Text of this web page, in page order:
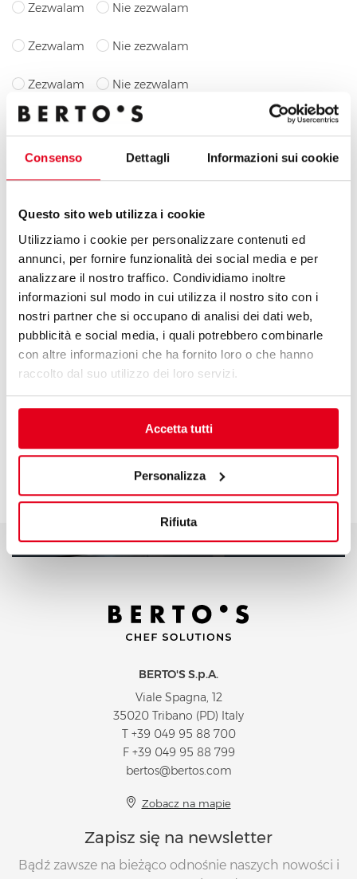
Consenso Dettagli Informazioni sui cookie
Questo sito web utilizza i cookie
Utilizziamo i cookie per personalizzare contenuti ed
annunci, per fornire funzionalità dei social media e per
analizzare il nostro traffico. Condividiamo inoltre
informazioni sul modo in cui utilizza il nostro sito con i
nostri partner che si occupano di analisi dei dati web,
pubblicità e social media, i quali potrebbero combinarle
con altre informazioni che ha fornito loro o che hanno
raccolto dal suo utilizzo dei loro servizi.
Accetta tutti
Personalizza
Rifiuta
Zezwalam Nie zezwalam
Zezwalam Nie zezwalam
Zezwalam Nie zezwalam
By clicking send button, I confirm that I request the service
indicated in point a) of these guidelines; my consent to the
states or non-EU countries.
ATTENTION:
Not providing the consent to the Marketing activities
indicated in point b) of these guidelines we will not be
informational newsletters.
Poproś o kontakt handlowy
BERTO'S S.p.A.
Viale Spagna, 12
35020 Tribano (PD) Italy
T +39 049 95 88 700
F +39 049 95 88 799
bertos@bertos.com
Zobacz na mapie
Zapisz się na newsletter
Bądź zawsze na bieżąco odnośnie naszych nowości i